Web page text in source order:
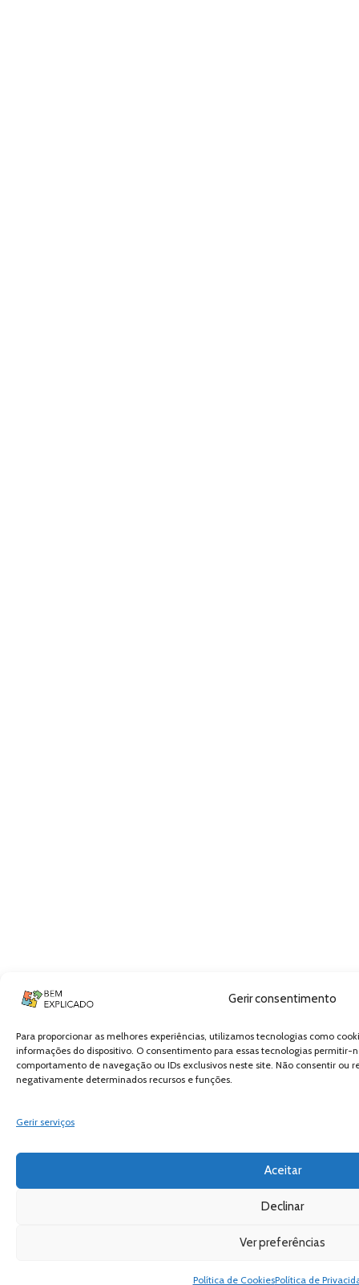
Gerir consentimento
Para proporcionar as melhores experiências, utilizamos tecnologias como
informações do dispositivo. O consentimento para essas tecnologias permitir-
comportamento de navegação ou IDs exclusivos neste site. Não consentir ou
negativamente determinados recursos e funções.
Gerir serviços
Aceitar
Declinar
Ver preferências
Política de CookiesPolítica de